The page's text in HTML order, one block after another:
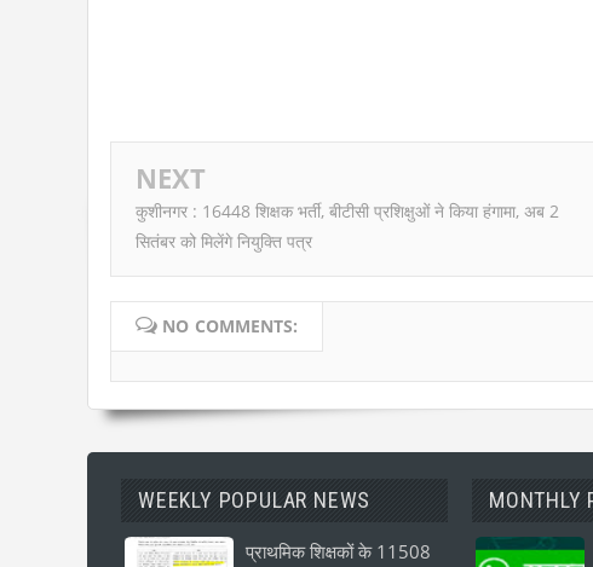
NEXT
कुशीनगर : 16448 शिक्षक भर्ती, बीटीसी प्रशिक्षुओं ने किया हंगामा, अब 2
सितंबर को मिलेंगे नियुक्ति पत्र
NO COMMENTS:
WEEKLY POPULAR NEWS
प्राथमिक शिक्षकों के 11508
MONTHLY